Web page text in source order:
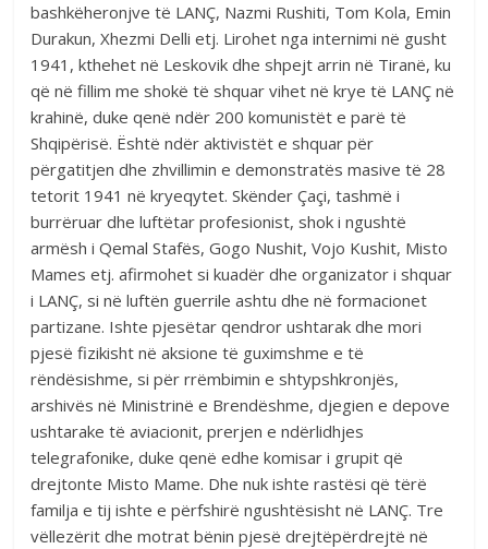
bashkëheronjve të LANÇ, Nazmi Rushiti, Tom Kola, Emin
Durakun, Xhezmi Delli etj. Lirohet nga internimi në gusht
1941, kthehet në Leskovik dhe shpejt arrin në Tiranë, ku
që në fillim me shokë të shquar vihet në krye të LANÇ në
krahinë, duke qenë ndër 200 komunistët e parë të
Shqipërisë. Është ndër aktivistët e shquar për
përgatitjen dhe zhvillimin e demonstratës masive të 28
tetorit 1941 në kryeqytet. Skënder Çaçi, tashmë i
burrëruar dhe luftëtar profesionist, shok i ngushtë
armësh i Qemal Stafës, Gogo Nushit, Vojo Kushit, Misto
Mames etj. afirmohet si kuadër dhe organizator i shquar
i LANÇ, si në luftën guerrile ashtu dhe në formacionet
partizane. Ishte pjesëtar qendror ushtarak dhe mori
pjesë fizikisht në aksione të guximshme e të
rëndësishme, si për rrëmbimin e shtypshkronjës,
arshivës në Ministrinë e Brendëshme, djegien e depove
ushtarake të aviacionit, prerjen e ndërlidhjes
telegrafonike, duke qenë edhe komisar i grupit që
drejtonte Misto Mame. Dhe nuk ishte rastësi që tërë
familja e tij ishte e përfshirë ngushtësisht në LANÇ. Tre
vëllezërit dhe motrat bënin pjesë drejtëpërdrejtë në